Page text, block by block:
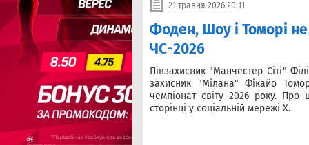
21 травня 2026 20:11
Фоден, Шоу і Томорі не
ЧС-2026
Півзахисник "Манчестер Сіті"
захисник "Мілана" Фікайо
чемпіонат світу 2026 року.
сторінці у соціальній мережі X.